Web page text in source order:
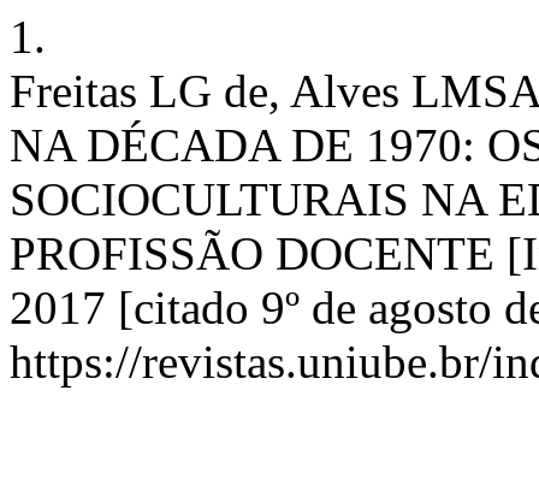
1.
Freitas LG de, Alves
NA DÉCADA DE 1970:
SOCIOCULTURAIS NA
PROFISSÃO DOCENTE
2017 [citado 9º de agosto
https://revistas.uniube.br/